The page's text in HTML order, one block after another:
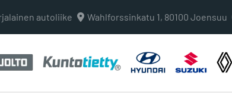
autoliike Wahlforssinkatu 1, 80100 Joensuu